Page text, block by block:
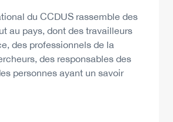
du CCDUS rassemble des
au pays, dont des travailleurs
des professionnels de la
des responsables des
personnes ayant un savoir